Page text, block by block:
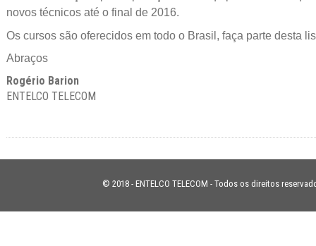
novos técnicos até o final de 2016.
Os cursos são oferecidos em todo o Brasil, faça parte desta
Abraços
Rogério Barion
ENTELCO TELECOM
© 2018 - ENTELCO TELECOM - Todos os direitos